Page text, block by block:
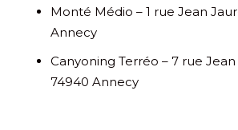
Monté Médio – 1 rue Jean
Annecy
Canyoning Terréo – 7 rue
74940 Annecy